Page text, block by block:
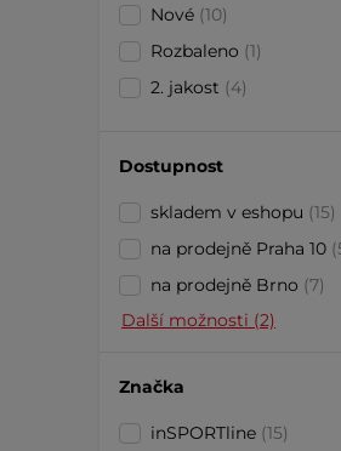
Nové (10)
Rozbaleno (1)
2. jakost (4)
Dostupnost
skladem v eshopu (15)
na prodejně Praha 10
na prodejně Brno (7)
Další možnosti (2)
Značka
inSPORTline (15)